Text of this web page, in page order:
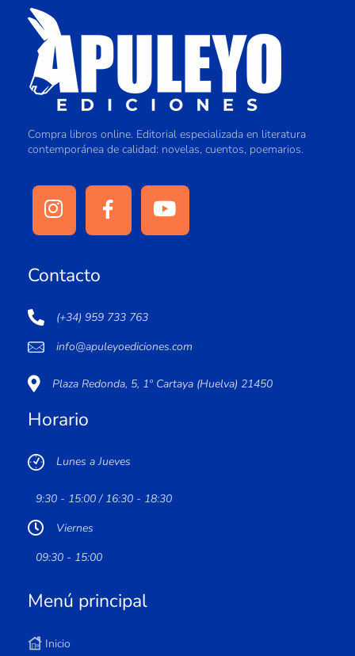
Compra libros online. Editorial especializada en literatura
contemporánea de calidad: novelas, cuentos, poemarios.
Contacto
(+34) 959 733 763
info@apuleyoediciones.com
Plaza Redonda, 5, 1º Cartaya (Huelva) 21450
Horario
Lunes a Jueves
9:30 - 15:00 / 16:30 - 18:30
Viernes
09:30 - 15:00
Menú principal
Inicio